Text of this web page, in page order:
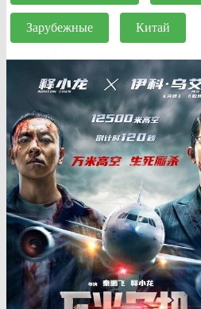
Зарубежные Китай